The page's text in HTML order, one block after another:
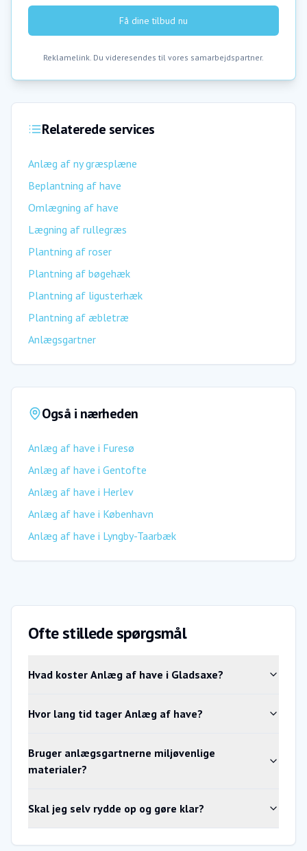
Få dine tilbud nu
Reklamelink. Du videresendes til vores samarbejdspartner.
Relaterede services
Anlæg af ny græsplæne
Beplantning af have
Omlægning af have
Lægning af rullegræs
Plantning af roser
Plantning af bøgehæk
Plantning af ligusterhæk
Plantning af æbletræ
Anlægsgartner
Også i nærheden
Anlæg af have i Furesø
Anlæg af have i Gentofte
Anlæg af have i Herlev
Anlæg af have i København
Anlæg af have i Lyngby-Taarbæk
Ofte stillede spørgsmål
Hvad koster Anlæg af have i Gladsaxe?
Hvor lang tid tager Anlæg af have?
Bruger anlægsgartnerne miljøvenlige
materialer?
Skal jeg selv rydde op og gøre klar?